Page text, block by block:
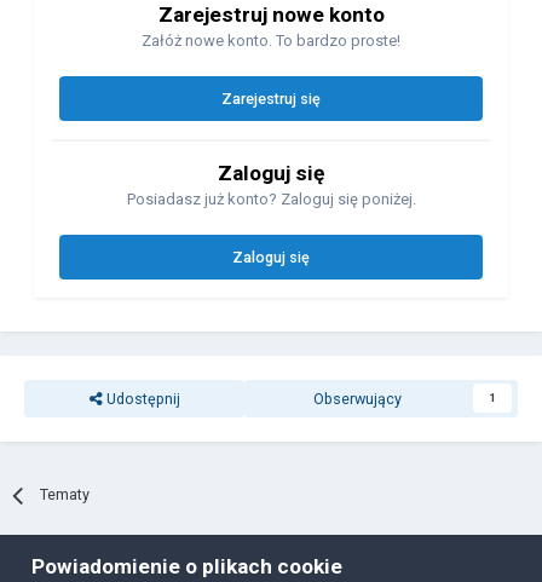
Zarejestruj nowe konto
Załóż nowe konto. To bardzo proste!
Zarejestruj się
Zaloguj się
Posiadasz już konto? Zaloguj się poniżej.
Zaloguj się
Udostępnij Obserwujący 1
Tematy
Polityka prywatności Ciasteczka
Powiadomienie o plikach cookie